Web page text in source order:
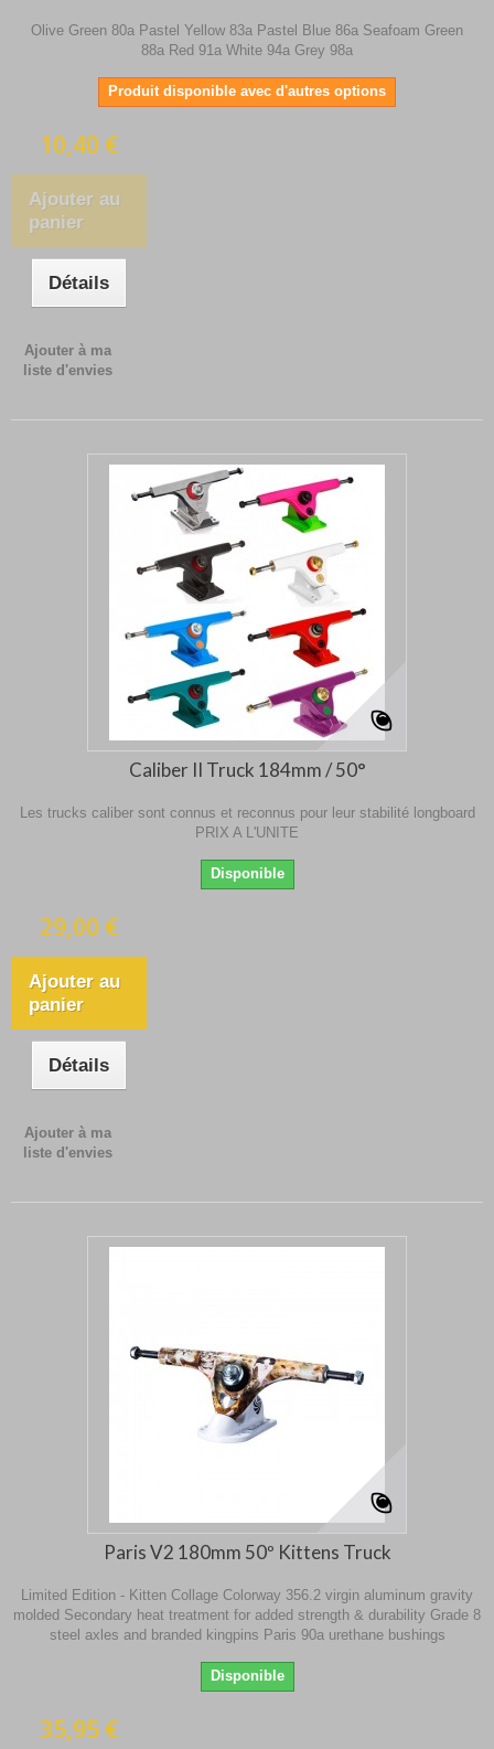
Olive Green 80a Pastel Yellow 83a Pastel Blue 86a Seafoam Green
88a Red 91a White 94a Grey 98a
Produit disponible avec d'autres options
10,40 €
Ajouter au
panier
Détails
Ajouter à ma
liste d'envies
Caliber II Truck 184mm / 50°
Les trucks caliber sont connus et reconnus pour leur stabilité longboard
PRIX A L'UNITE
Disponible
29,00 €
Ajouter au
panier
Détails
Ajouter à ma
liste d'envies
Paris V2 180mm 50º Kittens Truck
Limited Edition - Kitten Collage Colorway 356.2 virgin aluminum gravity
molded Secondary heat treatment for added strength & durability Grade 8
steel axles and branded kingpins Paris 90a urethane bushings
Disponible
35,95 €